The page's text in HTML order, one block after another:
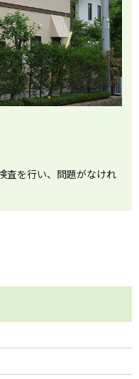
査を行い、問題がなけれ